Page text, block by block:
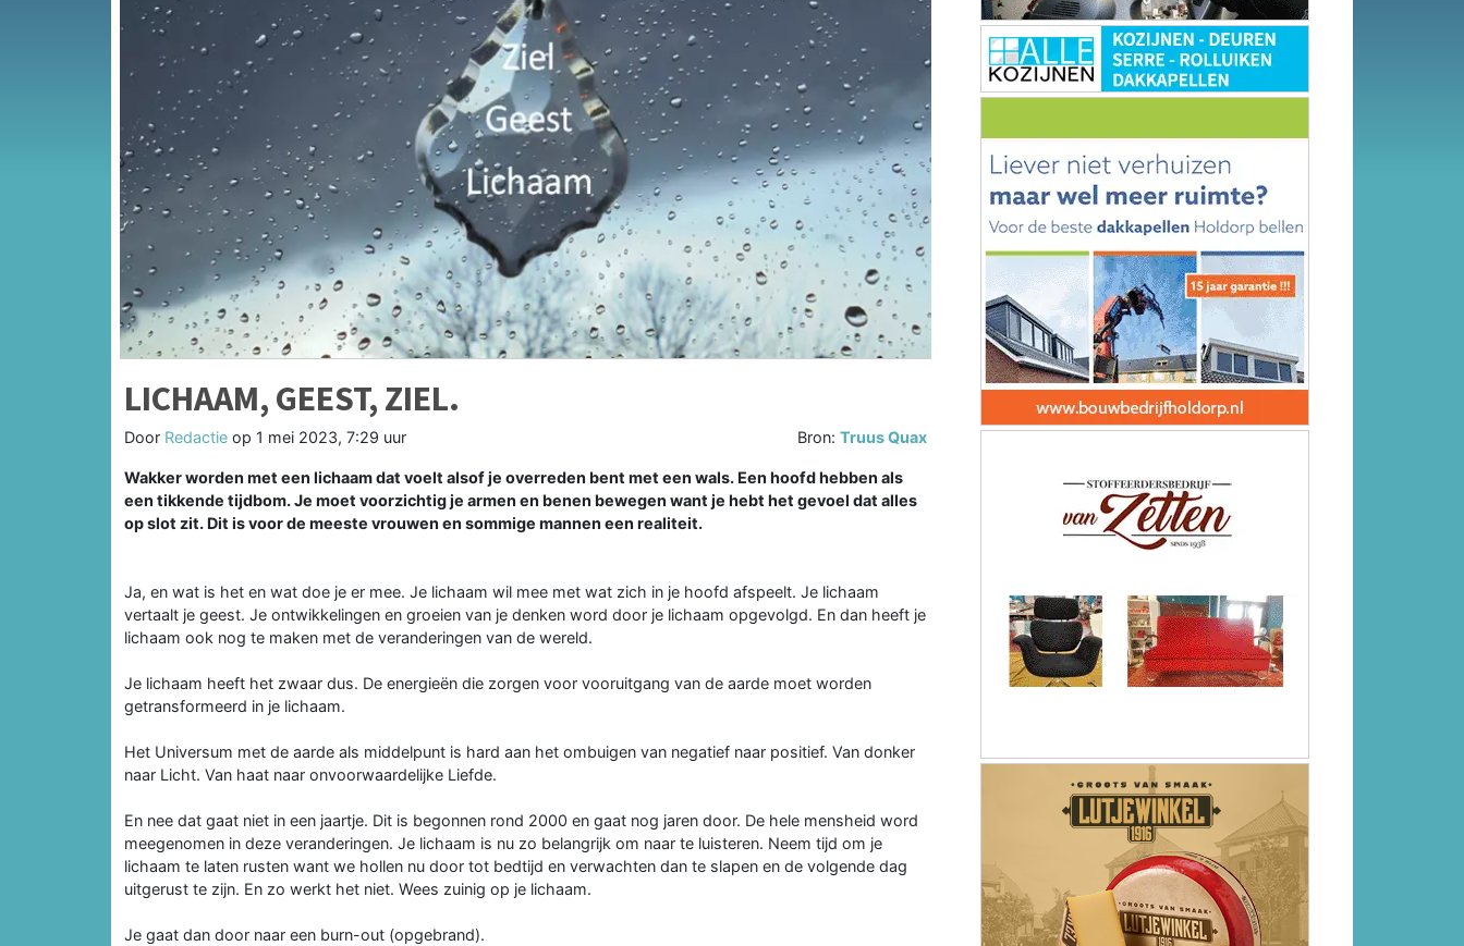
LICHAAM, GEEST, ZIEL.
Door Redactie op 1 mei 2023, 7:29 uur Bron:Truus Quax
Wakker worden met een lichaam dat voelt alsof je overreden bent met een wals. Een hoofd hebben als
een tikkende tijdbom. Je moet voorzichtig je armen en benen bewegen want je hebt het gevoel dat alles
op slot zit. Dit is voor de meeste vrouwen en sommige mannen een realiteit.
Ja, en wat is het en wat doe je er mee. Je lichaam wil mee met wat zich in je hoofd afspeelt. Je lichaam
vertaalt je geest. Je ontwikkelingen en groeien van je denken word door je lichaam opgevolgd. En dan heeft je
lichaam ook nog te maken met de veranderingen van de wereld.
Je lichaam heeft het zwaar dus. De energieën die zorgen voor vooruitgang van de aarde moet worden
getransformeerd in je lichaam.
Het Universum met de aarde als middelpunt is hard aan het ombuigen van negatief naar positief. Van donker
naar Licht. Van haat naar onvoorwaardelijke Liefde.
En nee dat gaat niet in een jaartje. Dit is begonnen rond 2000 en gaat nog jaren door. De hele mensheid word
meegenomen in deze veranderingen. Je lichaam is nu zo belangrijk om naar te luisteren. Neem tijd om je
lichaam te laten rusten want we hollen nu door tot bedtijd en verwachten dan te slapen en de volgende dag
uitgerust te zijn. En zo werkt het niet. Wees zuinig op je lichaam.
Je gaat dan door naar een burn-out (opgebrand).